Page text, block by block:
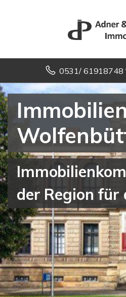
0531/ 61918748
der Region für